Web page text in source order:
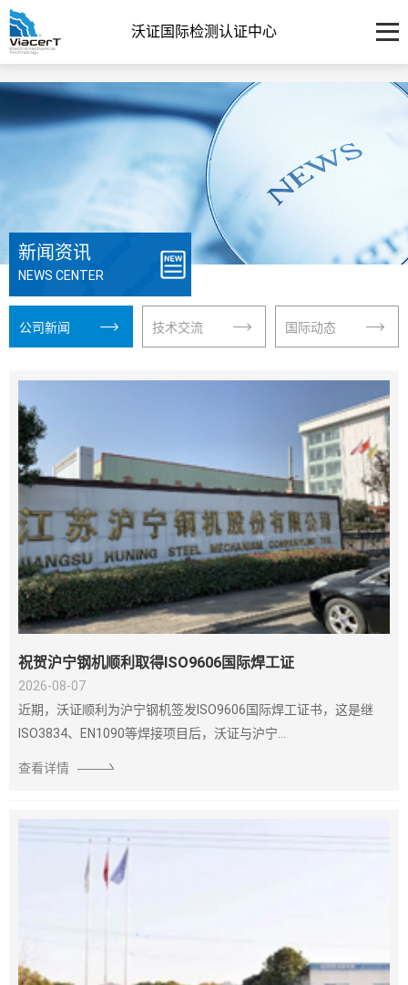
沃证国际检测认证中心
新闻资讯
NEWS CENTER
公司新闻 技术交流 国际动态
祝贺沪宁钢机顺利取得ISO9606国际焊工证
2026-08-07
近期，沃证顺利为沪宁钢机签发ISO9606国际焊工证书，这是继
ISO3834、EN1090等焊接项目后，沃证与沪宁...
查看详情